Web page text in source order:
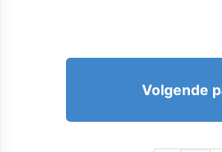
Volgende